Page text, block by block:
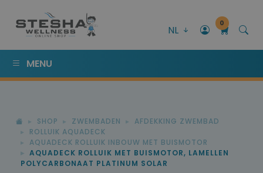
NL
0
MENU
SHOP ZWEMBADEN
AFDEKKING ZWEMBAD
ROLLUIK AQUADECK
AQUADECK ROLLUIK INBOUW MET BUISMOTOR
AQUADECK ROLLUIK MET BUISMOTOR, LAMELLEN
POLYCARBONAAT PLATINUM SOLAR